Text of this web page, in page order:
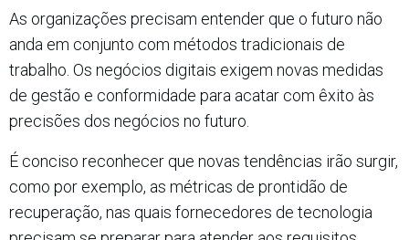
As organizações precisam entender que o futuro não
anda em conjunto com métodos tradicionais de
trabalho. Os negócios digitais exigem novas medidas
de gestão e conformidade para acatar com êxito às
precisões dos negócios no futuro.
É conciso reconhecer que novas tendências irão surgir,
como por exemplo, as métricas de prontidão de
recuperação, nas quais fornecedores de tecnologia